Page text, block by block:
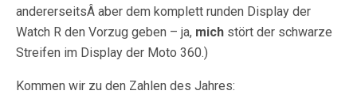
andererseitsÂ aber dem komplett runden Display der
Watch R den Vorzug geben – ja, mich stört der schwarze
Streifen im Display der Moto 360.)
Kommen wir zu den Zahlen des Jahres: